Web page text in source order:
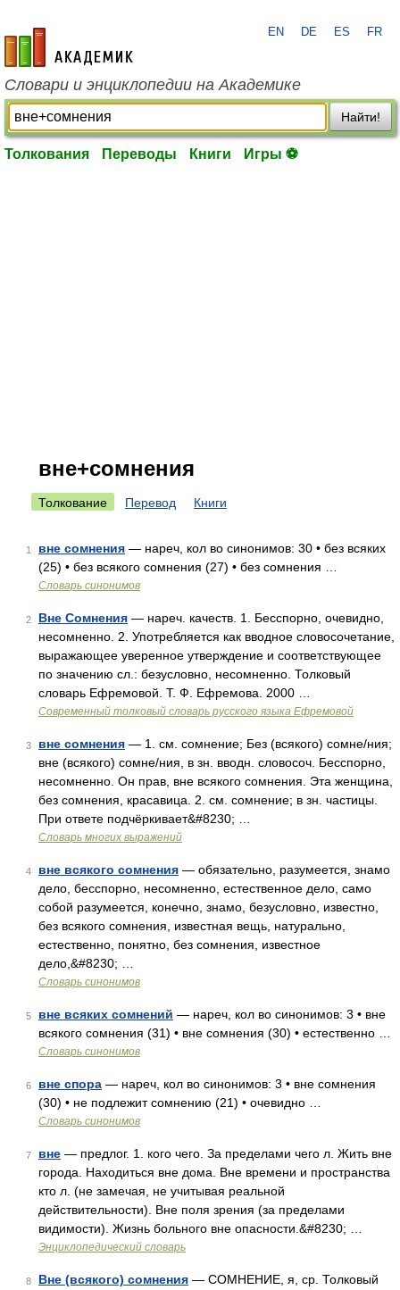
academic.ru
EN DE ES FR
Словари и энциклопедии на Академике
Найти!
Толкования Переводы Книги Игры ⚽
вне+сомнения
Толкование Перевод Книги
1 вне сомнения — нареч, кол во синонимов: 30 • без всяких
(25) • без всякого сомнения (27) • без сомнения …
Словарь синонимов
2 Вне Сомнения — нареч. качеств. 1. Бесспорно, очевидно,
несомненно. 2. Употребляется как вводное словосочетание,
выражающее уверенное утверждение и соответствующее
по значению сл.: безусловно, несомненно. Толковый
словарь Ефремовой. Т. Ф. Ефремова. 2000 …
Современный толковый словарь русского языка Ефремовой
3 вне сомнения — 1. см. сомнение; Без (всякого) сомне/ния;
вне (всякого) сомне/ния, в зн. вводн. словосоч. Бесспорно,
несомненно. Он прав, вне всякого сомнения. Эта женщина,
без сомнения, красавица. 2. см. сомнение; в зн. частицы.
При ответе подчёркивает&#8230; …
Словарь многих выражений
4 вне всякого сомнения — обязательно, разумеется, знамо
дело, бесспорно, несомненно, естественное дело, само
собой разумеется, конечно, знамо, безусловно, известно,
без всякого сомнения, известная вещь, натурально,
естественно, понятно, без сомнения, известное
дело,&#8230; …
Словарь синонимов
5 вне всяких сомнений — нареч, кол во синонимов: 3 • вне
всякого сомнения (31) • вне сомнения (30) • естественно …
Словарь синонимов
6 вне спора — нареч, кол во синонимов: 3 • вне сомнения
(30) • не подлежит сомнению (21) • очевидно …
Словарь синонимов
7 вне — предлог. 1. кого чего. За пределами чего л. Жить вне
города. Находиться вне дома. Вне времени и пространства
кто л. (не замечая, не учитывая реальной
действительности). Вне поля зрения (за пределами
видимости). Жизнь больного вне опасности.&#8230; …
Энциклопедический словарь
8 Вне (всякого) сомнения — СОМНЕНИЕ, я, ср. Толковый